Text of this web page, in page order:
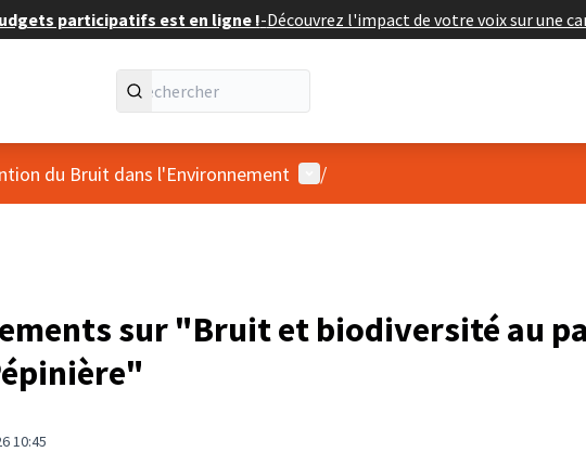
participatifs est en ligne !-Découvrez l'impact de votre voix sur une
du Bruit dans l'Environnement Menu utilisateur
/
sur "Bruit et biodiversité au
10:45